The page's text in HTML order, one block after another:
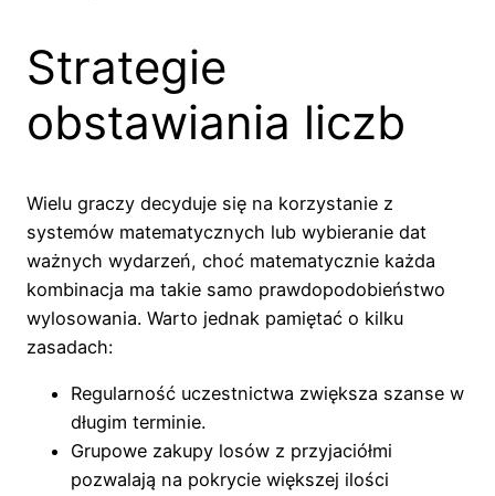
Strategie
obstawiania liczb
Wielu graczy decyduje się na korzystanie z
systemów matematycznych lub wybieranie dat
ważnych wydarzeń, choć matematycznie każda
kombinacja ma takie samo prawdopodobieństwo
wylosowania. Warto jednak pamiętać o kilku
zasadach:
Regularność uczestnictwa zwiększa szanse w
długim terminie.
Grupowe zakupy losów z przyjaciółmi
pozwalają na pokrycie większej ilości